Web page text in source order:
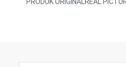
PRODUK ORIGINALREAL